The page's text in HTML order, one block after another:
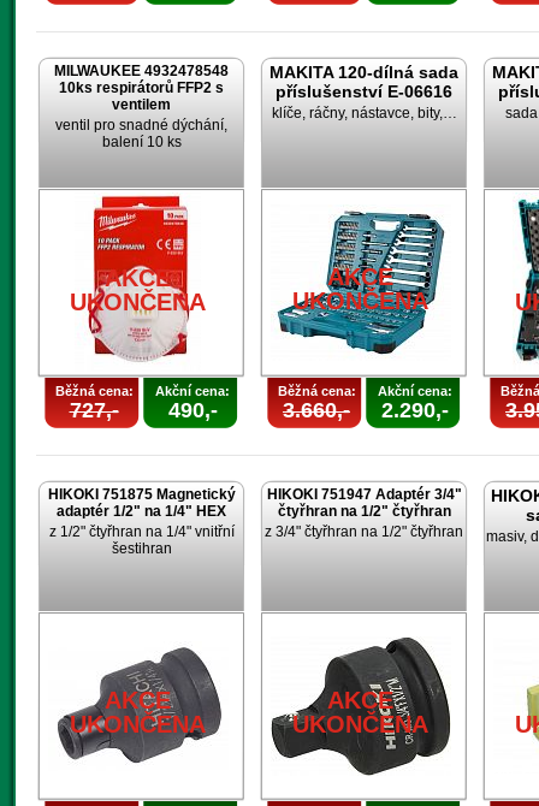
MILWAUKEE 4932478548
10ks respirátorů FFP2 s
ventilem
ventil pro snadné dýchání,
balení 10 ks
AKCE
UKONČENA
Běžná cena:
727,-
Akční cena:
490,-
MAKITA 120-dílná sada
příslušenství E-06616
klíče, ráčny, nástavce, bity,…
AKCE
UKONČENA
Běžná cena:
3.660,-
Akční cena:
2.290,-
HIKOKI 751875 Magnetický
adaptér 1/2" na 1/4" HEX
z 1/2" čtyřhran na 1/4" vnitřní
šestihran
AKCE
UKONČENA
HIKOKI 751947 Adaptér 3/4"
čtyřhran na 1/2" čtyřhran
z 3/4" čtyřhran na 1/2" čtyřhran
AKCE
UKONČENA
masiv,